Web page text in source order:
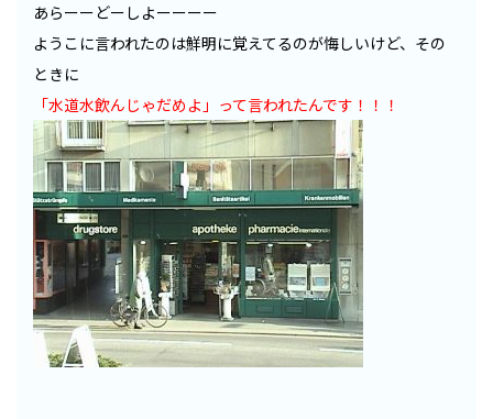
あらーーどーしよーーーー
ようこに言われたのは鮮明に覚えてるのが悔しいけど、その
ときに
「水道水飲んじゃだめよ」って言われたんです！！！